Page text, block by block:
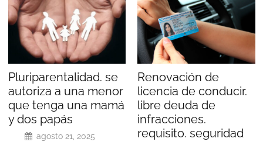
Pluriparentalidad. se
autoriza a una menor
que tenga una mamá
y dos papás
agosto 21, 2025
Renovación de
licencia de conducir.
libre deuda de
infracciones.
requisito. seguridad